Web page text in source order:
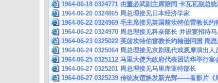
1964-06-18 0324771 由董必武副主席陪同 卡瓦瓦副总
1964-06-20 0324865 周总理接见日本经济学家
1964-06-22 0324969 毛主席接见英国前坎特伯雷教长
1964-06-22 0324970 周总理接见科奈部长 并设宴招待
1964-06-23 0325022 英前坎特伯雷教长约翰逊回国 周
1964-06-24 0325064 周总理接见京剧现代戏观摩演出
1964-06-25 0325112 马里大使为政府代表团访华举行
1964-06-27 0325201 周总理接见马里库亚特部长
1964-06-27 0325239 传统友谊焕发新光辉——看影片《